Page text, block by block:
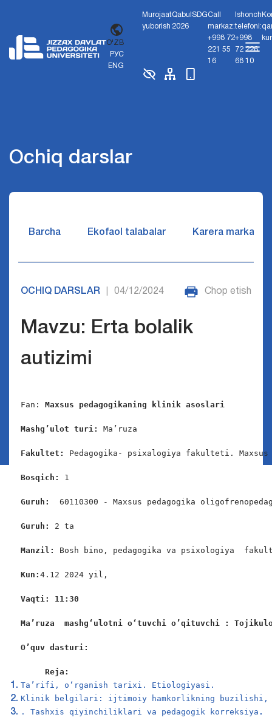
O'ZB
РУС
ENG
Murojaat
yuborish
Qabul
2026
SDGCall
markaz:
+998 72
221 55
16
Ishonch
telefoni:
+998
72 226
68 10
Ochiq darslar
Barcha Ekofaol talabalar Karera markazi
OCHIQ DARSLAR 04/12/2024 Chop etish
Mavzu: Erta bolalik
autizimi
Fan: Maxsus pedagogikaning klinik asoslari
Mashg’ulot turi: Ma’ruza
Fakultet: Pedagogika- psixalogiya fakulteti. Maxsus
Bosqich: 1
Guruh: 60110300 - Maxsus pedagogika
Guruh: 2 ta
Manzil: Bosh bino, pedagogika va psixologiya
Kun: 4.12 2024 yil,
Vaqti: 11:30
Ma’ruza  mashgʻulotni oʻtuvchi o’qituvchi :
O’quv dasturi:
Reja:
Ta’rifi, o‘rganish tarixi. Etiologiyasi.
Klinik belgilari: ijtimoiy hamkorlikning buzilishi,
. Tashxis qiyinchiliklari va pedagogik korreksiya .